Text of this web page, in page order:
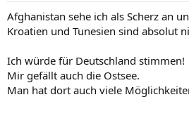
Afghanistan sehe ich als Scherz an
Kroatien und Tunesien sind absolut
Ich würde für Deutschland stimmen!
Mir gefällt auch die Ostsee.
Man hat dort auch viele